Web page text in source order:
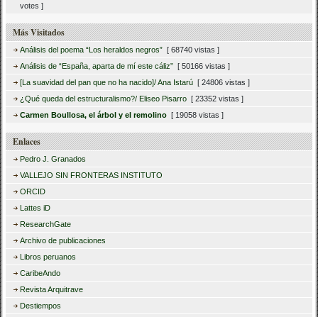
votes ]
Más Visitados
Análisis del poema “Los heraldos negros” [ 68740 vistas ]
Análisis de “España, aparta de mí este cáliz” [ 50166 vistas ]
[La suavidad del pan que no ha nacido]/ Ana Istarú [ 24806 vistas ]
¿Qué queda del estructuralismo?/ Eliseo Pisarro [ 23352 vistas ]
Carmen Boullosa, el árbol y el remolino [ 19058 vistas ]
Enlaces
Pedro J. Granados
VALLEJO SIN FRONTERAS INSTITUTO
ORCID
Lattes iD
ResearchGate
Archivo de publicaciones
Libros peruanos
CaribeAndo
Revista Arquitrave
Destiempos